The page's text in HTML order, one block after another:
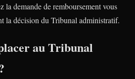
la demande de remboursement vous
la décision du Tribunal administratif.
au Tribunal